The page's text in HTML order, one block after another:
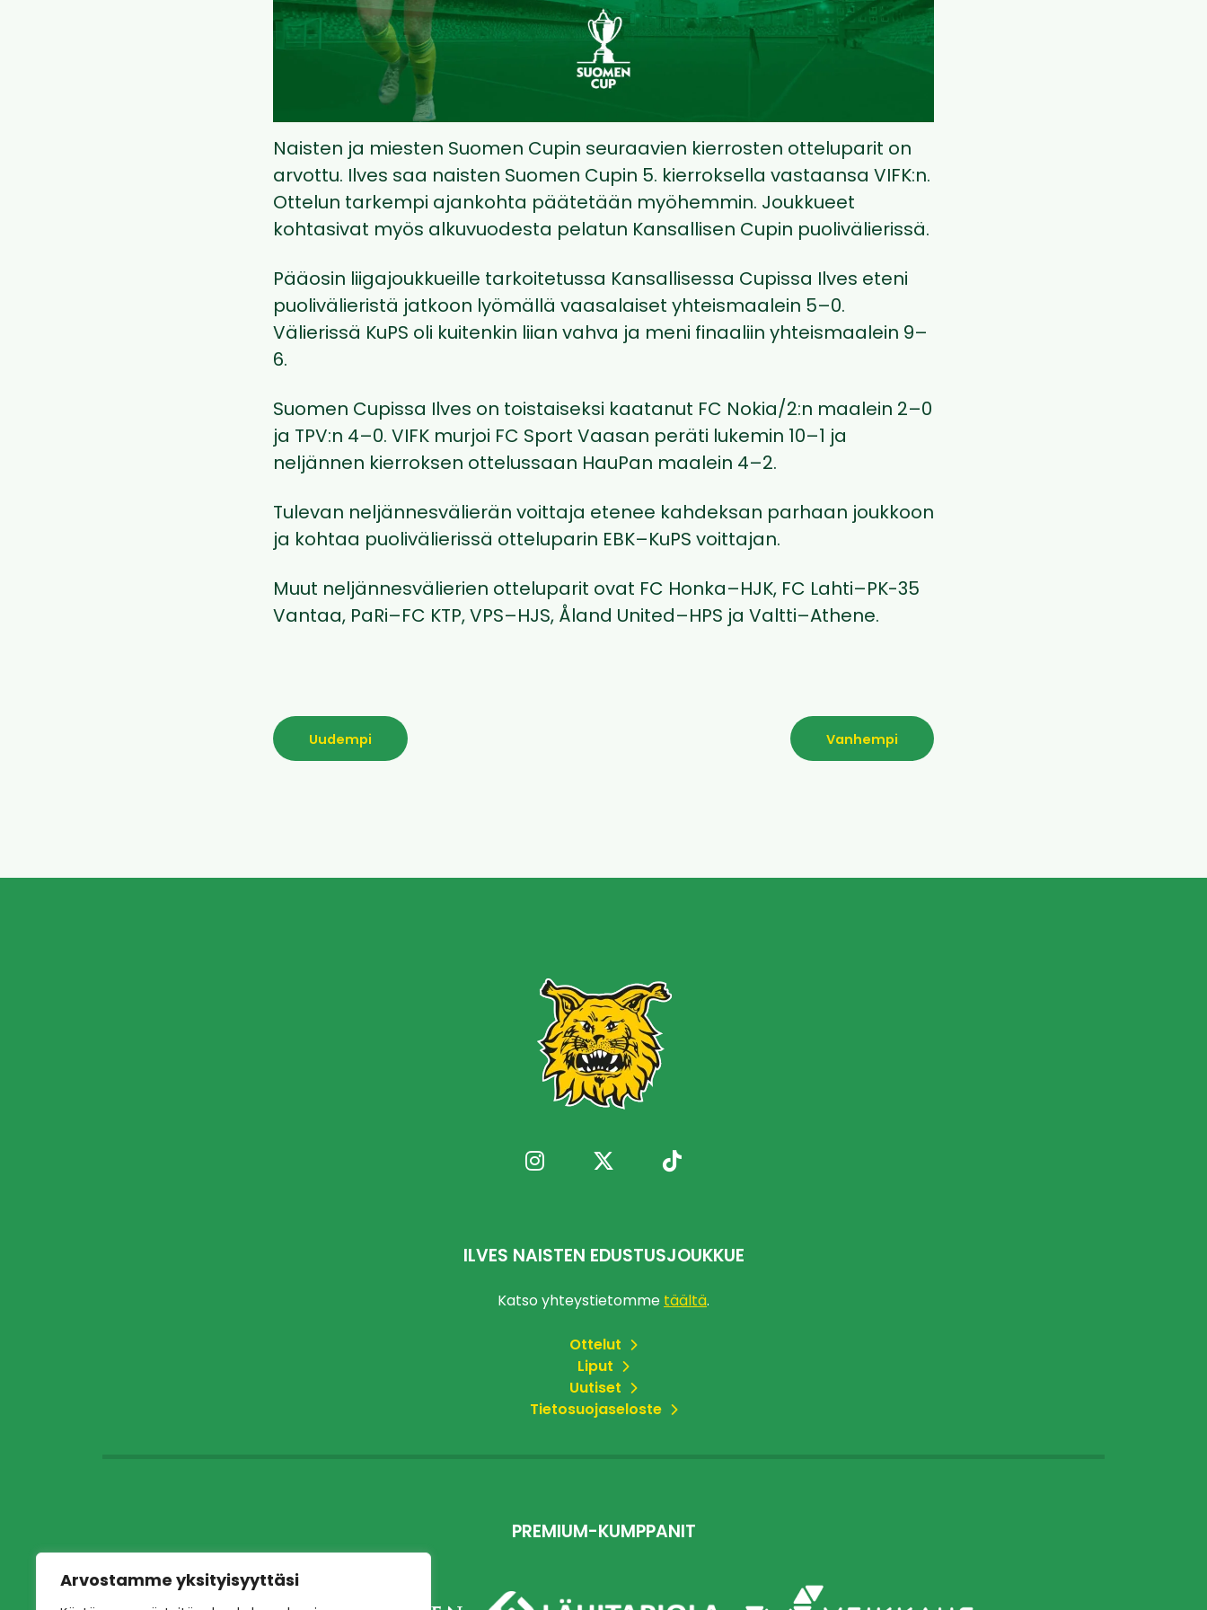
Arvostamme yksityisyyttäsi
Naisten ja miesten Suomen Cupin seuraavien kierrosten otteluparit on
arvottu. Ilves saa naisten Suomen Cupin 5. kierroksella vastaansa VIFK:n.
Ottelun tarkempi ajankohta päätetään myöhemmin. Joukkueet
kohtasivat myös alkuvuodesta pelatun Kansallisen Cupin puolivälierissä.
Pääosin liigajoukkueille tarkoitetussa Kansallisessa Cupissa Ilves eteni
puolivälieristä jatkoon lyömällä vaasalaiset yhteismaalein 5–0.
Välierissä KuPS oli kuitenkin liian vahva ja meni finaaliin yhteismaalein 9–
6.
Suomen Cupissa Ilves on toistaiseksi kaatanut FC Nokia/2:n maalein 2–0
ja TPV:n 4–0. VIFK murjoi FC Sport Vaasan peräti lukemin 10–1 ja
neljännen kierroksen ottelussaan HauPan maalein 4–2.
Tulevan neljännesvälierän voittaja etenee kahdeksan parhaan joukkoon
ja kohtaa puolivälierissä otteluparin EBK–KuPS voittajan.
Muut neljännesvälierien otteluparit ovat FC Honka–HJK, FC Lahti–PK-35
Vantaa, PaRi–FC KTP, VPS–HJS, Åland United–HPS ja Valtti–Athene.
Vanhempi
Uudempi
ILVES NAISTEN EDUSTUSJOUKKUE
Katso yhteystietomme täältä.
Ottelut
Liput
Uutiset
Tietosuojaseloste
PREMIUM-KUMPPANIT